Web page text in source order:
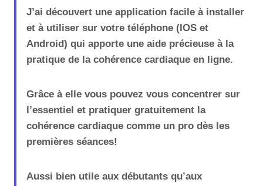
J’ai découvert une application facile à installer
et à utiliser sur votre téléphone (IOS et
Android) qui apporte une aide précieuse à la
pratique de la cohérence cardiaque en ligne.
Grâce à elle vous pouvez vous concentrer sur
l’essentiel et pratiquer gratuitement la
cohérence cardiaque comme un pro dès les
premières séances!
Aussi bien utile aux débutants qu’aux